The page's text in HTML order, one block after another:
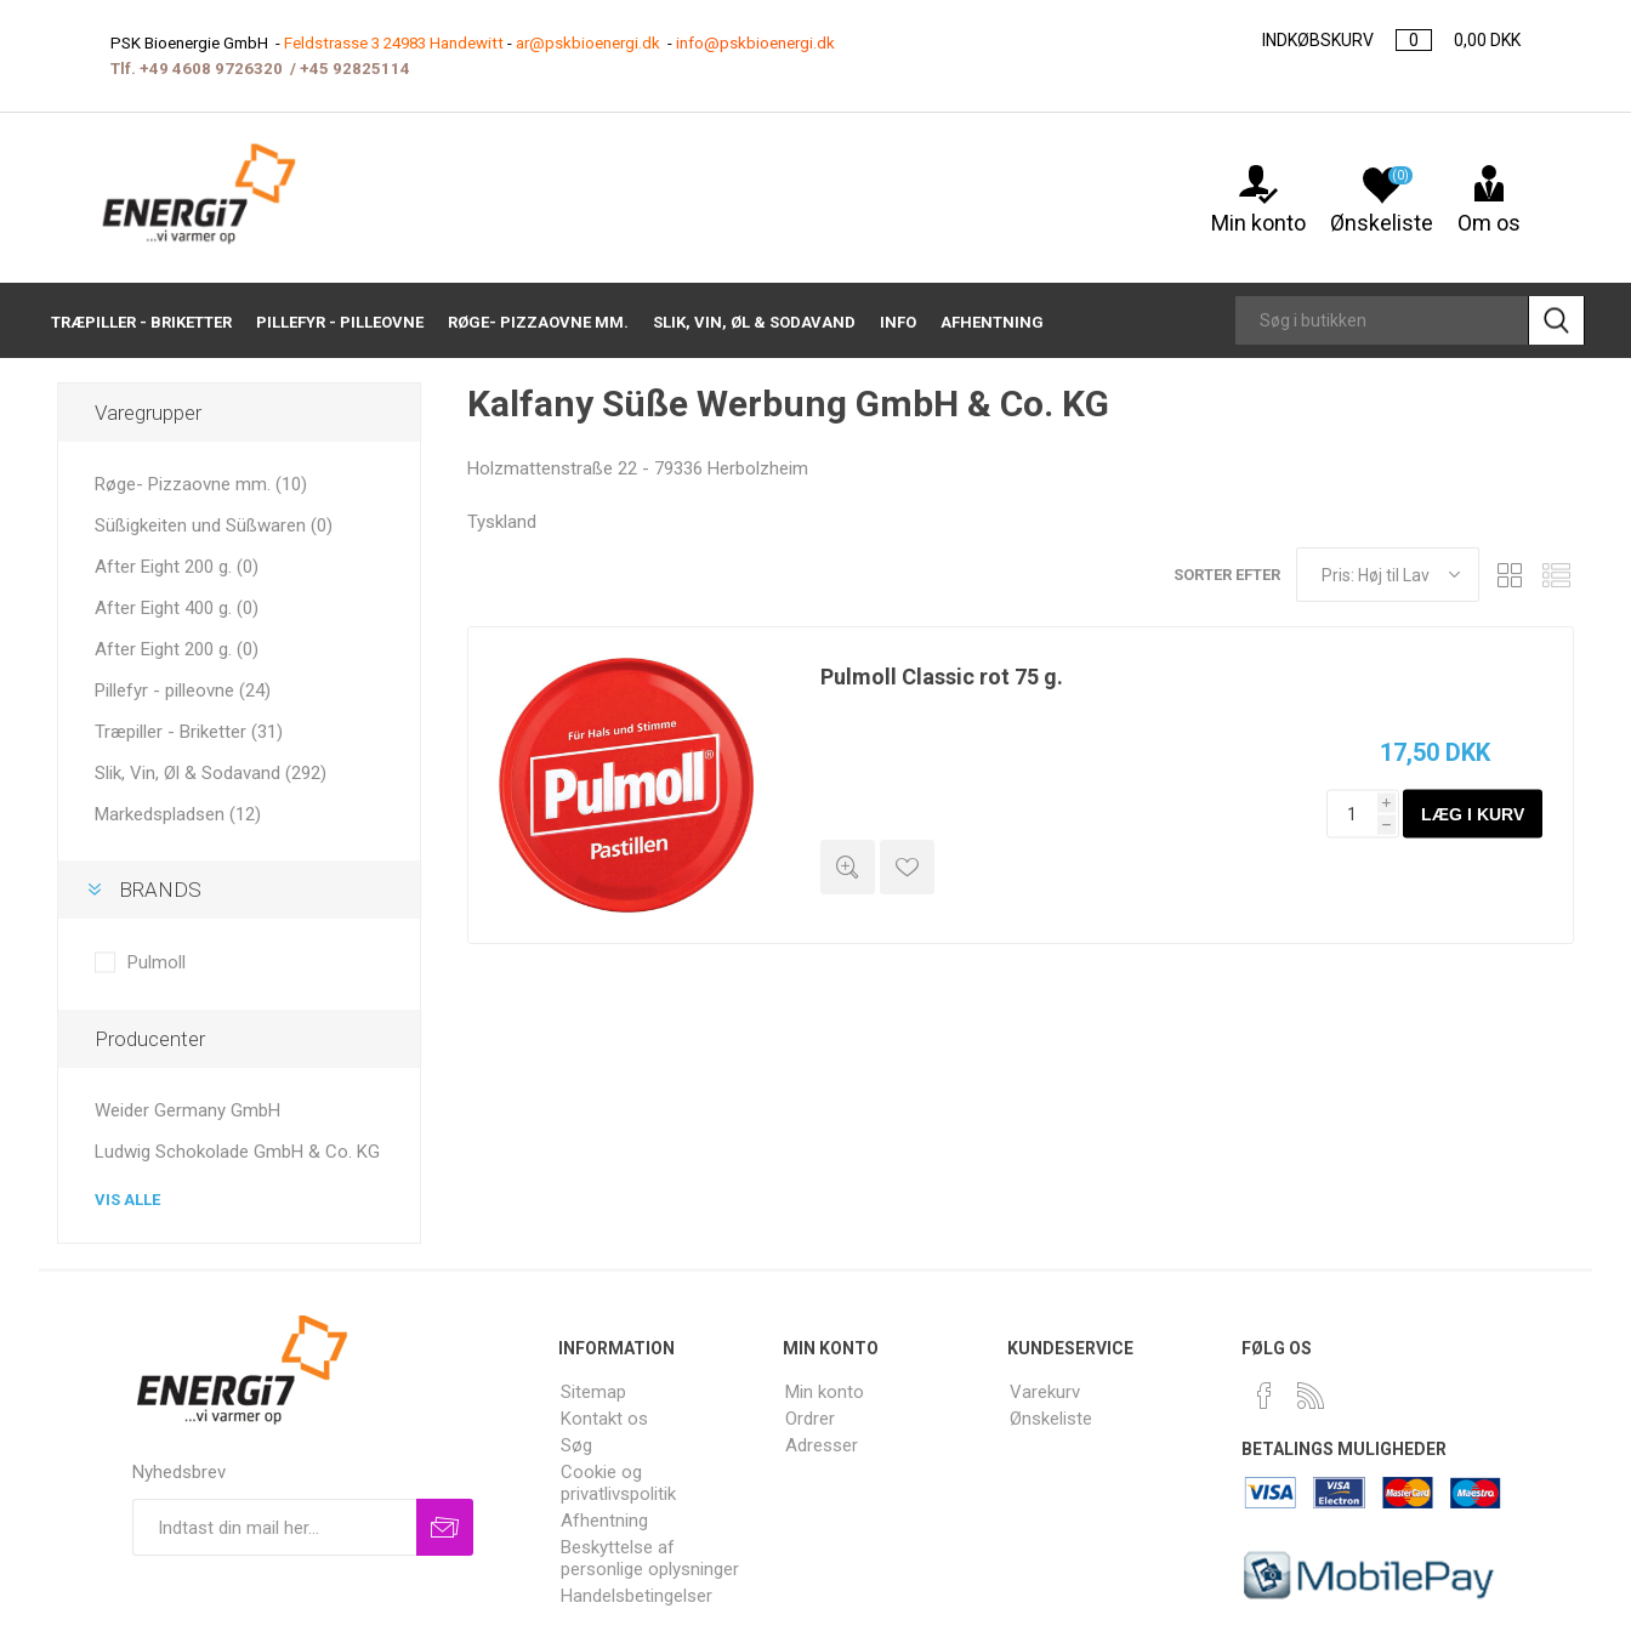
PSK Bioenergie GmbH - Feldstrasse 3 24983 Handewitt- ar@pskbioenergi.dk- info@pskbioenergi.dk
Tlf. +49 4608 9726320 / +45 9282511 4
INDKØBSKURV 0 0,00 DKK
Min konto Ønskeliste
(0)
Om os
TRÆPILLER - BRIKETTER PILLEFYR - PILLEOVNE RØGE- PIZZAOVNE MM. SLIK, VIN, ØL & SODAVAND INFO AFHENTNING
Kalfany Süße Werbung GmbH & Co. KG
Holzmattenstraße 22 - 79336 Herbolzheim
Tyskland
SORTER EFTER
Pulmoll Classic rot 75 g.
17,50 DKK
i
h
Varegrupper
Røge- Pizzaovne mm. (10)
Süßigkeiten und Süßwaren (0)
After Eight 200 g. (0)
After Eight 400 g. (0)
After Eight 200 g. (0)
Pillefyr - pilleovne (24)
Træpiller - Briketter (31)
Slik, Vin, Øl & Sodavand (292)
Markedspladsen (12)
BRANDS
Pulmoll
Producenter
Weider Germany GmbH
Ludwig Schokolade GmbH & Co. KG
VIS ALLE
Nyhedsbrev
INFORMATION
Sitemap
Kontakt os
Søg
Cookie og
privatlivspolitik
Afhentning
Beskyttelse af
personlige oplysninger
Handelsbetingelser
MIN KONTO
Min konto
Ordrer
Adresser
KUNDESERVICE
Varekurv
Ønskeliste
FØLG OS
BETALINGS MULIGHEDER